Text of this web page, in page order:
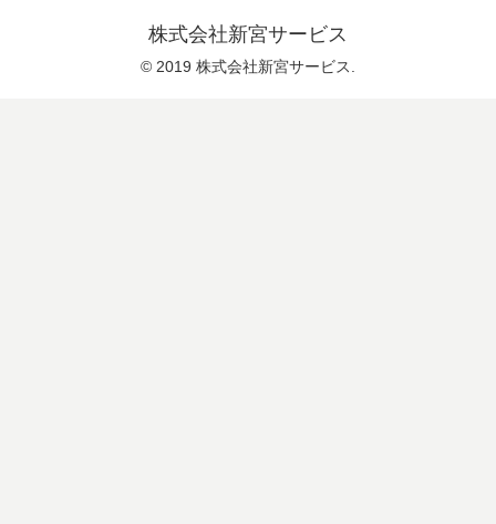
株式会社新宮サービス
© 2019 株式会社新宮サービス.